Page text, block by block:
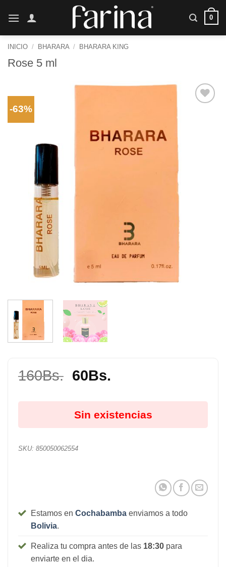
0
INICIO / BHARARA / BHARARA KING
Rose 5 ml
-63%
160Bs. El
original
era:
160Bs..
60Bs.
actual
es:
60Bs..
Sin existencias
SKU: 850050062554
Estamos en Cochabamba enviamos a todo
Bolivia.
Realiza tu compra antes de las 18:30para
enviarte en el dia.